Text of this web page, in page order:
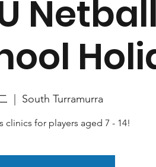
South Turramurra
clinics for players aged 7 - 14!